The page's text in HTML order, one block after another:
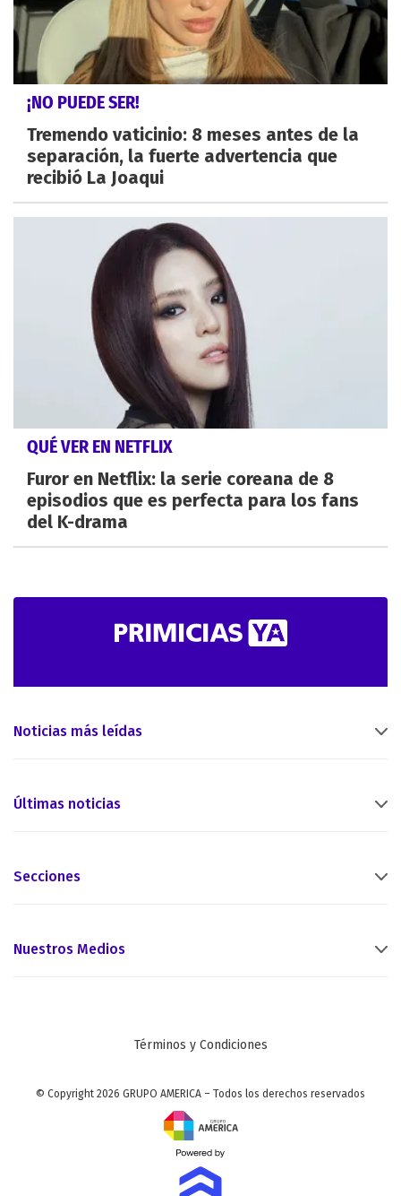
¡NO PUEDE SER!
Tremendo vaticinio: 8 meses antes de la
separación, la fuerte advertencia que
recibió La Joaqui
QUÉ VER EN NETFLIX
Furor en Netflix: la serie coreana de 8
episodios que es perfecta para los fans
del K-drama
Noticias más leídas
Últimas noticias
Secciones
Nuestros Medios
Términos y Condiciones
© Copyright 2026 GRUPO AMERICA – Todos los derechos reservados